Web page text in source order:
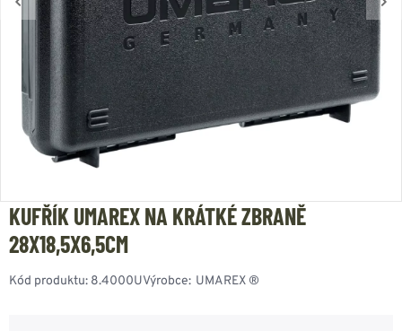
KUFŘÍK UMAREX NA KRÁTKÉ ZBRANĚ
28X18,5X6,5CM
Kód produktu: 8.4000UVýrobce: UMAREX ®